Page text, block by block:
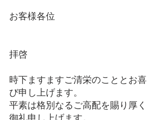
お客様各位
拝啓
時下ますますご清栄のこととお喜
び申し上げます。
平素は格別なるご高配を賜り厚く